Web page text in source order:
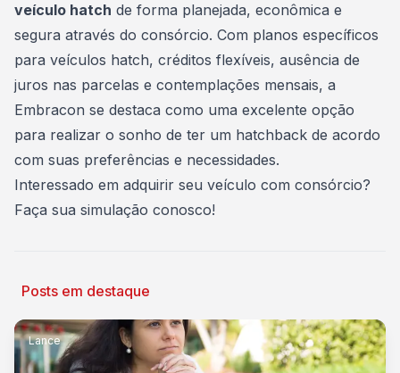
veículo hatch de forma planejada, econômica e
segura através do consórcio. Com planos específicos
para veículos hatch, créditos flexíveis, ausência de
juros nas parcelas e contemplações mensais, a
Embracon se destaca como uma excelente opção
para realizar o sonho de ter um hatchback de acordo
com suas preferências e necessidades.
Interessado em adquirir seu veículo com consórcio?
Faça sua simulação conosco!
Posts em destaque
Lance